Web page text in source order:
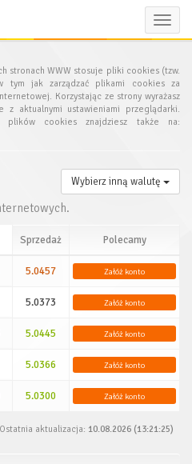
Toggle
stronach WWW stosuje pliki cookies (tzw.
tym jak zarządzać plikami cookies za
Korzystając ze strony wyrażasz
aktualnymi ustawieniami przeglądarki.
cookies znajdziesz także na:
Wybierz inną walutę
Sprzedaż Polecamy
5.0457 Załóż konto
5.0373 Załóż konto
5.0445 Załóż konto
5.0366 Załóż konto
5.0300 Załóż konto
Ostatnia aktualizacja: 10.08.2026 (13:21:25)